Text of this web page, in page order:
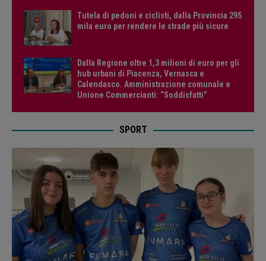
Tutela di pedoni e ciclisti, dalla Provincia 295
mila euro per rendere le strade più sicure
Dalla Regione oltre 1,3 milioni di euro per gli
hub urbani di Piacenza, Vernasca e
Calendasco. Amministrazione comunale e
Unione Commercianti: “Soddisfatti”
SPORT